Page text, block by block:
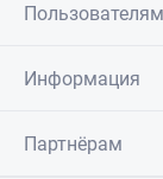
Пользователям
Информация
Партнёрам